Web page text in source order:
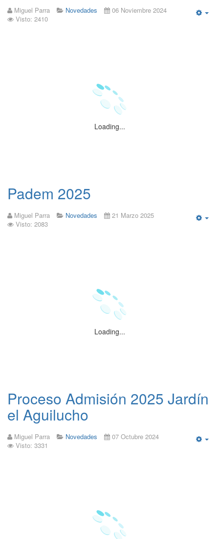
Miguel Parra Novedades
06 Noviembre 2024
Visto: 2410
Loading...
Padem 2025
Miguel Parra Novedades
21 Marzo 2025
Visto: 2083
Loading...
Proceso Admisión 2025 Jardín
el Aguilucho
Miguel Parra Novedades
07 Octubre 2024
Visto: 3331